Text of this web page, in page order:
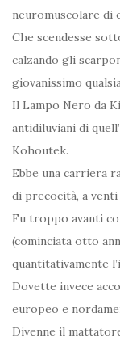
neuromuscolare di
Che scendesse
calzando gli
giovanissimo
Il Lampo Nero da
antidiluviani di
Kohoutek.
Ebbe una carriera
di precocità, a
Fu troppo avanti
(cominciata otto
quantitativamente
Dovette invece
europeo e
Divenne il